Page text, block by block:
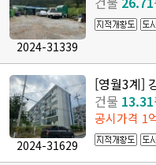
2024-31339
2024-31629
[영월3계]
건물 13.31
공시가격 1